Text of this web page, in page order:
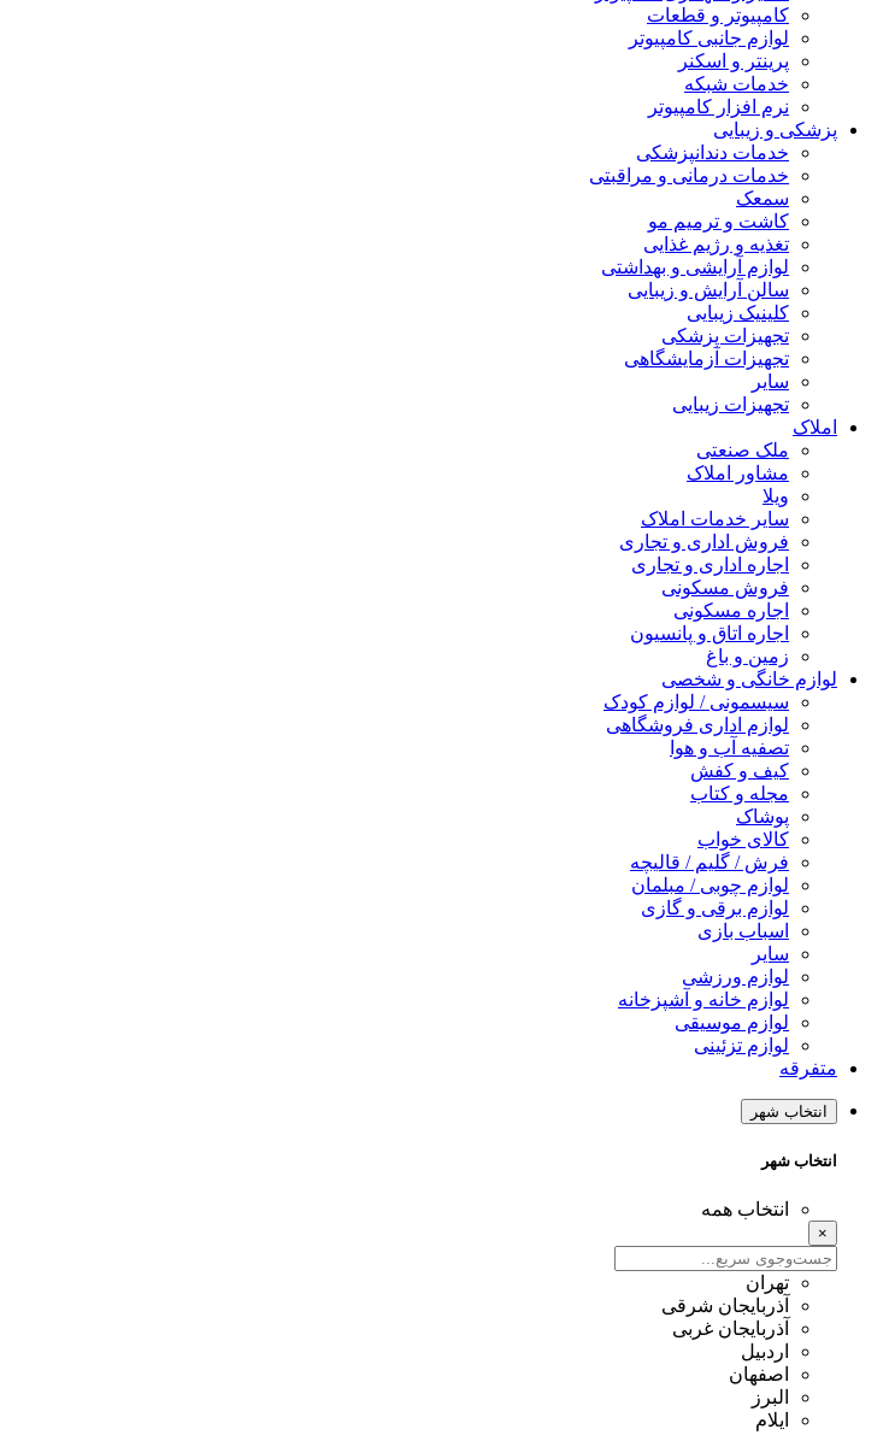
کامپیوتر و قطعات
لوازم جانبی کامپیوتر
پرینتر و اسکنر
خدمات شبکه
نرم افزار کامپیوتر
پزشکی و زیبایی
خدمات دندانپزشکی
خدمات درمانی و مراقبتی
سمعک
کاشت و ترمیم مو
تغذیه و رژیم غذایی
لوازم آرایشی و بهداشتی
سالن آرایش و زیبایی
کلینیک زیبایی
تجهیزات پزشکی
تجهیزات آزمایشگاهی
سایر
تجهیزات زیبایی
املاک
ملک صنعتی
مشاور املاک
ویلا
سایر خدمات املاک
فروش اداری و تجاری
اجاره اداری و تجاری
فروش مسکونی
اجاره مسکونی
اجاره اتاق و پانسیون
زمین و باغ
لوازم خانگی و شخصی
سیسمونی / لوازم کودک
لوازم اداری فروشگاهی
تصفیه آب و هوا
کیف و کفش
مجله و کتاب
پوشاک
کالای خواب
فرش / گلیم / قالیچه
لوازم چوبی / مبلمان
لوازم برقی و گازی
اسباب بازی
سایر
لوازم ورزشی
لوازم خانه و آشپزخانه
لوازم موسیقی
لوازم تزئینی
متفرقه
انتخاب شهر
انتخاب شهر
انتخاب همه
×
تهران
آذربایجان شرقی
آذربایجان غربی
اردبیل
اصفهان
البرز
ایلام